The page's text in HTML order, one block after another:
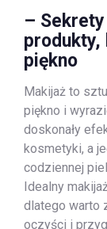
–
produkty,
piękno
Makijaż to
piękno i
doskonały
kosmetyki, a
codziennej
Idealny
dlatego warto
oczyści i